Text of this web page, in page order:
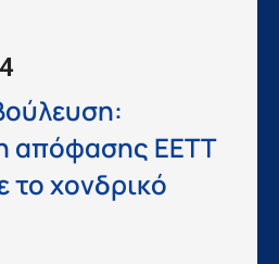
απόφασης ΕΕΤΤ
το χονδρικό